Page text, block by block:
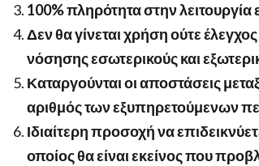
100% πληρότητα στην
Δεν θα γίνεται χρήση ούτε
νόσησης εσωτερικούς και
Καταργούνται οι αποστάσεις
αριθμός των εξυπηρετούμενων
Ιδιαίτερη προσοχή να
οποίος θα είναι εκείνος που